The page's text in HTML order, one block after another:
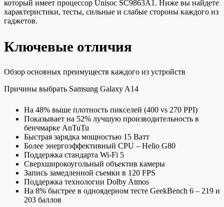
который имеет процессор Unisoc SC9863A1. Ниже вы найдете
характеристики, тесты, сильные и слабые стороны каждого из
гаджетов.
Ключевые отличия
Обзор основных преимуществ каждого из устройств
Причины выбрать Samsung Galaxy A14
На 48% выше плотность пикселей (400 vs 270 PPI)
Показывает на 52% лучшую производительность в
бенчмарке AnTuTu
Быстрая зарядка мощностью 15 Ватт
Более энергоэффективный CPU – Helio G80
Поддержка стандарта Wi-Fi 5
Cверхширокоугольный объектив камеры
Запись замедленной съемки в 120 FPS
Поддержка технологии Dolby Atmos
На 8% быстрее в одноядерном тесте GeekBench 6 – 219 и
203 баллов